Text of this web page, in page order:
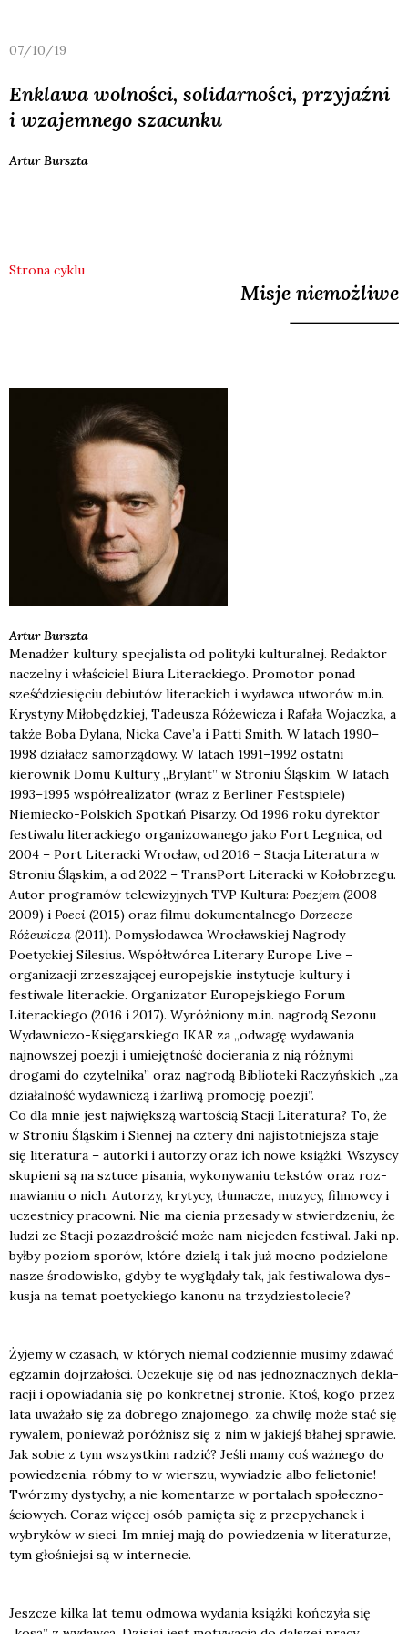
07/10/19
Enklawa wolności, solidarności, przyjaźni
i wzajemnego szacunku
ArturBurszta
Strona cyklu
Misje niemożliwe
Artur Burszta
Menadżer kultury, specjalista od polityki kulturalnej. Redaktor
naczelny i właściciel Biura Literackiego. Promotor ponad
sześćdziesięciu debiutów literackich i wydawca utworów m.in.
Krystyny Miłobędzkiej, Tadeusza Różewicza i Rafała Wojaczka, a
także Boba Dylana, Nicka Cave’a i Patti Smith. W latach 1990–
1998 działacz samorządowy. W latach 1991–1992 ostatni
kierownik Domu Kultury „Brylant” w Stroniu Śląskim. W latach
1993–1995 współrealizator (wraz z Berliner Festspiele)
Niemiecko-Polskich Spotkań Pisarzy. Od 1996 roku dyrektor
festiwalu literackiego organizowanego jako Fort Legnica, od
2004 – Port Literacki Wrocław, od 2016 – Stacja Literatura w
Stroniu Śląskim, a od 2022 – TransPort Literacki w Kołobrzegu.
Autor programów telewizyjnych TVP Kultura: Poezjem (2008–
2009) i Poeci (2015) oraz filmu dokumentalnego Dorzecze
Różewicza (2011). Pomysłodawca Wrocławskiej Nagrody
Poetyckiej Silesius. Współtwórca Literary Europe Live –
organizacji zrzeszającej europejskie instytucje kultury i
festiwale literackie. Organizator Europejskiego Forum
Literackiego (2016 i 2017). Wyróżniony m.in. nagrodą Sezonu
Wydawniczo-Księgarskiego IKAR za „odwagę wydawania
najnowszej poezji i umiejętność docierania z nią różnymi
drogami do czytelnika” oraz nagrodą Biblioteki Raczyńskich „za
działalność wydawniczą i żarliwą promocję poezji”.
Co dla mnie jest naj­więk­szą war­to­ścią Sta­cji Lite­ra­tu­ra? To, że
w Stro­niu Ślą­skim i Sien­nej na czte­ry dni naj­istot­niej­sza sta­je
się lite­ra­tu­ra – autor­ki i auto­rzy oraz ich nowe książ­ki. Wszy­scy
sku­pie­ni są na sztu­ce pisa­nia, wyko­ny­wa­niu tek­stów oraz roz­
ma­wia­niu o nich. Auto­rzy, kry­ty­cy, tłu­ma­cze, muzy­cy, fil­mow­cy i
uczest­ni­cy pra­cow­ni. Nie ma cie­nia prze­sa­dy w stwier­dze­niu, że
ludzi ze Sta­cji pozaz­dro­ścić może nam nie­je­den festi­wal. Jaki np.
był­by poziom spo­rów, któ­re dzie­lą i tak już moc­no podzie­lo­ne
nasze śro­do­wi­sko, gdy­by te wyglą­da­ły tak, jak festi­wa­lo­wa dys­
ku­sja na temat poetyc­kie­go kano­nu na trzy­dzie­sto­le­cie?
Żyje­my w cza­sach, w któ­rych nie­mal codzien­nie musi­my zda­wać
egza­min doj­rza­ło­ści. Ocze­ku­je się od nas jed­no­znacz­nych dekla­
ra­cji i opo­wia­da­nia się po kon­kret­nej stro­nie. Ktoś, kogo przez
lata uwa­ża­ło się za dobre­go zna­jo­me­go, za chwi­lę może stać się
rywa­lem, ponie­waż poróż­nisz się z nim w jakiejś bła­hej spra­wie.
Jak sobie z tym wszyst­kim radzić? Jeśli mamy coś waż­ne­go do
powie­dze­nia, rób­my to w wier­szu, wywia­dzie albo felie­to­nie!
Twórz­my dys­ty­chy, a nie komen­ta­rze w por­ta­lach spo­łecz­no­
ścio­wych. Coraz wię­cej osób pamię­ta się z prze­py­cha­nek i
wybry­ków w sie­ci. Im mniej mają do powie­dze­nia w lite­ra­tu­rze,
tym gło­śniej­si są w inter­ne­cie.
Jesz­cze kil­ka lat temu odmo­wa wyda­nia książ­ki koń­czy­ła się